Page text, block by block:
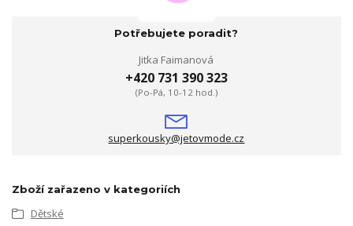
Potřebujete poradit?
Jitka Faimanová
+420 731 390 323
(Po-Pá, 10-12 hod.)
superkousky@jetovmode.cz
Zboží zařazeno v kategoriích
Dětské